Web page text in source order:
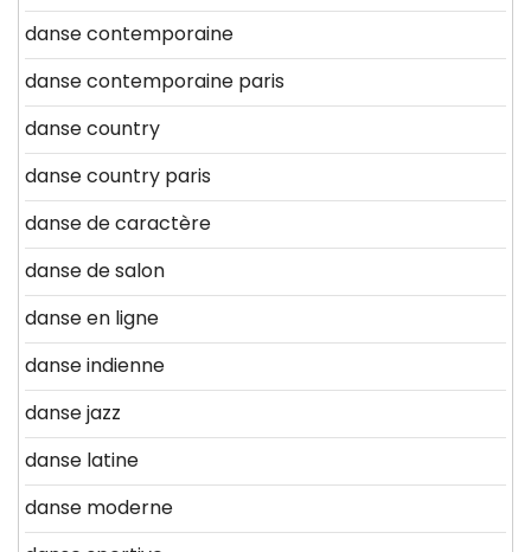
danse contemporaine
danse contemporaine paris
danse country
danse country paris
danse de caractère
danse de salon
danse en ligne
danse indienne
danse jazz
danse latine
danse moderne